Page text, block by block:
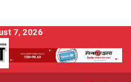
7, 2026